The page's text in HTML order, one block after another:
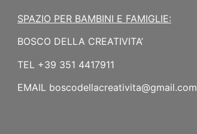
SPAZIO PER BAMBINI E FAMIGLIE:
BOSCO DELLA CREATIVITA’
TEL +39 351 4417911
EMAIL boscodellacreativita@gmail.com